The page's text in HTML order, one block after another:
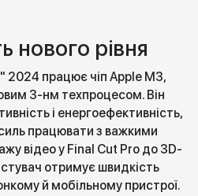
нового рівня
2024 працює чіп Apple M3,
3-нм техпроцесом. Він
і енергоефективність,
працювати з важкими
відео у Final Cut Pro до 3D-
отримує швидкість
й мобільному пристрої.